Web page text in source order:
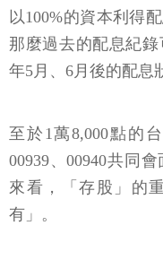
以100%的資本利得
那麼過去的配息紀
年5月、6月後的配息
至於1萬8,000點的
00939、00940共同
來看，「存股」的
有」。